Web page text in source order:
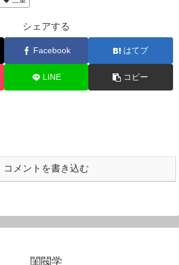
シェアする
Facebook はてブ
LINE コピー
コメントを書き込む
閨閥学